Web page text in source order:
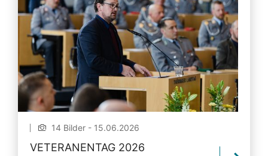
14 Bilder - 15.06.2026
VETERANENTAG 2026